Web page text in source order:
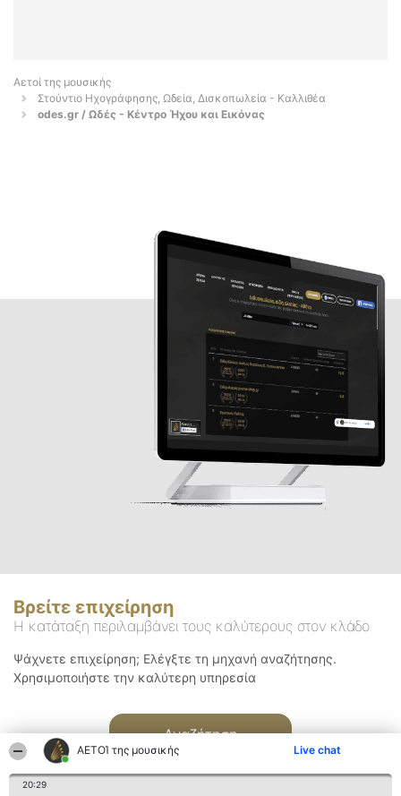
ΑΕΤΟΊ της μουσικής Live chat
20:29
Αετοί της μουσικής
Στούντιο Ηχογράφησης, Ωδεία, Δισκοπωλεία - Καλλιθέα
odes.gr / Ωδές - Κέντρο Ήχου και Εικόνας
Βρείτε επιχείρηση
Η κατάταξη περιλαμβάνει τους καλύτερους στον κλάδο
Ψάχνετε επιχείρηση; Ελέγξτε τη μηχανή αναζήτησης.
Χρησιμοποιήστε την καλύτερη υπηρεσία
Αναζήτηση